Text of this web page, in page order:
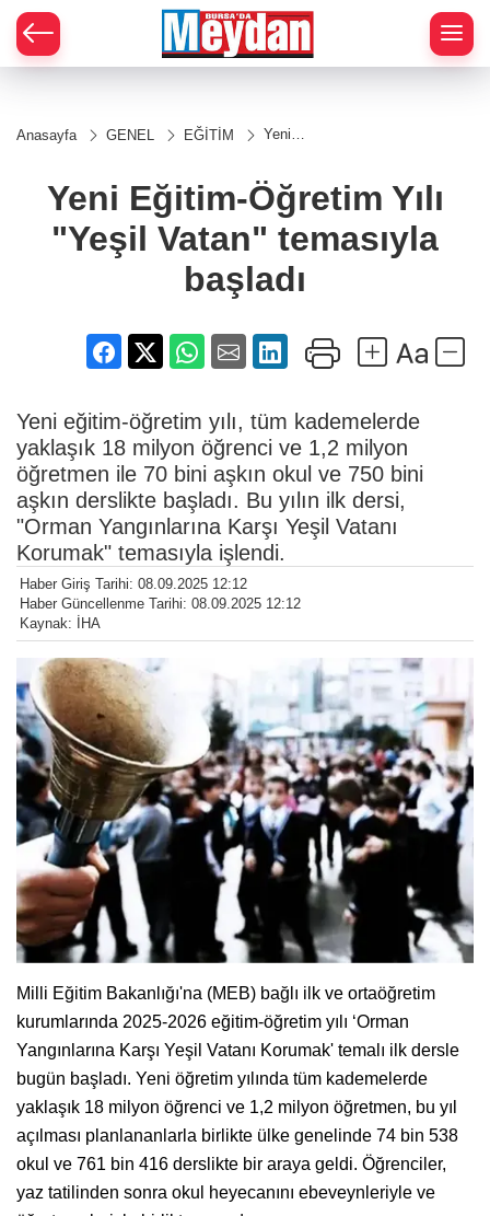
Anasayfa GENEL EĞİTİM
Yeni
Yılı "Yeşil
Vatan"
temasıyla
başladı
Yeni Eğitim-Öğretim Yılı
"Yeşil Vatan" temasıyla
başladı
Yeni eğitim-öğretim yılı, tüm kademelerde
yaklaşık 18 milyon öğrenci ve 1,2 milyon
öğretmen ile 70 bini aşkın okul ve 750 bini
aşkın derslikte başladı. Bu yılın ilk dersi,
"Orman Yangınlarına Karşı Yeşil Vatanı
Korumak" temasıyla işlendi.
Haber Giriş Tarihi: 08.09.2025 12:12
Haber Güncellenme Tarihi: 08.09.2025 12:12
Kaynak: İHA
Milli Eğitim Bakanlığı'na (MEB) bağlı ilk ve ortaöğretim
kurumlarında 2025-2026 eğitim-öğretim yılı ‘Orman
Yangınlarına Karşı Yeşil Vatanı Korumak' temalı ilk dersle
bugün başladı. Yeni öğretim yılında tüm kademelerde
yaklaşık 18 milyon öğrenci ve 1,2 milyon öğretmen, bu yıl
açılması planlananlarla birlikte ülke genelinde 74 bin 538
okul ve 761 bin 416 derslikte bir araya geldi. Öğrenciler,
yaz tatilinden sonra okul heyecanını ebeveynleriyle ve